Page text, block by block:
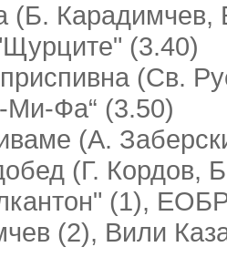
Карадимчев,
(3.40)
(Св.
Ми-Фа“ (3.50)
(А.
(Г. Кордов,
(1),
(2), Вили